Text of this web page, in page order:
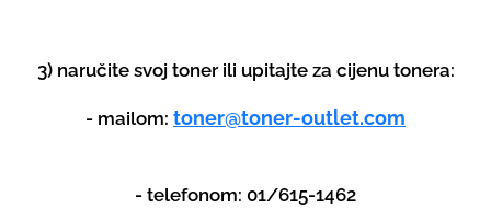
3) naručite svoj toner ili upitajte za cijenu tonera:
- mailom: toner@toner-outlet.com
- telefonom: 01/615-1462